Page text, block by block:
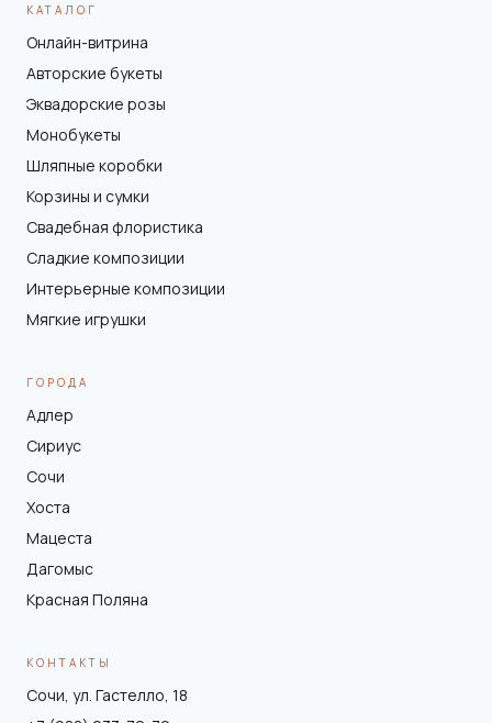
КАТАЛОГ
Онлайн-витрина
Авторские букеты
Эквадорские розы
Монобукеты
Шляпные коробки
Корзины и сумки
Свадебная флористика
Сладкие композиции
Интерьерные композиции
Мягкие игрушки
ГОРОДА
Адлер
Сириус
Сочи
Хоста
Мацеста
Дагомыс
Красная Поляна
КОНТАКТЫ
Сочи, ул. Гастелло, 18